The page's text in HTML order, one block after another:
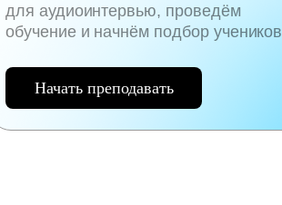
для аудиоинтервью, проведём
обучение и начнём подбор учеников
Начать преподавать